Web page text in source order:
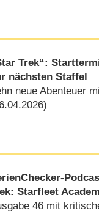
Trek“:
nächsten Staffel
neue Abenteuer
Starfleet
46 mit